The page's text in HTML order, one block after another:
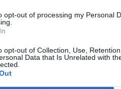
opt-out of processing my Personal
opt-out of Collection, Use,
Data that Is Unrelated with
con il Pescara vogliamo
per entrare nei play off
che mi manca da più di 10
mio compagno di squadra e